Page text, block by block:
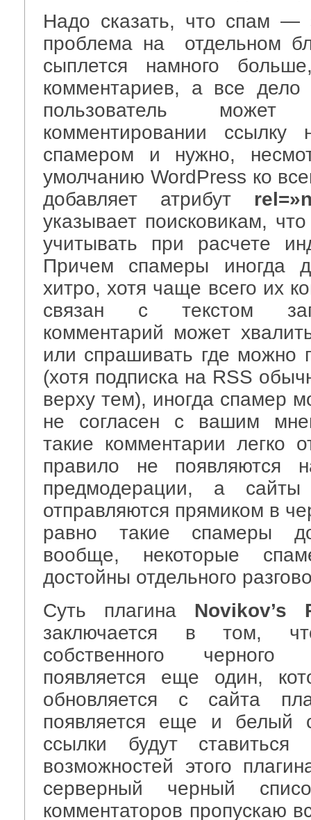
Надо сказать, что спам —
проблема на отдельном
сыплется намного
комментариев, а все
пользователь
комментировании
спамером и нужно,
умолчанию WordPress ко
добавляет атрибут
указывает поисковикам,
учитывать при расчете
Причем спамеры иногда
хитро, хотя чаще всего их
связан с текстом
комментарий может
или спрашивать где можно
(хотя подписка на RSS
верху тем), иногда спамер
не согласен с вашим
такие комментарии легко
правило не появляются
предмодерации, а
отправляются прямиком в
равно такие спамеры
вообще, некоторые
достойны отдельного
Суть плагина Novikov’s
заключается в том,
собственного
появляется еще один,
обновляется с сайта
появляется еще и белый
ссылки будут
возможностей этого
серверный черный
комментаторов пропускаю